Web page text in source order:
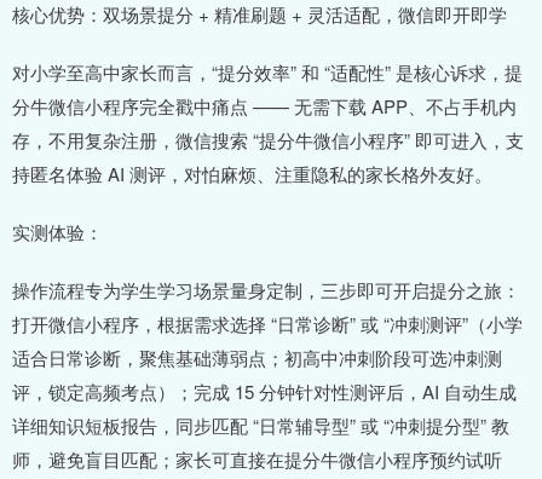
核心优势：双场景提分 + 精准刷题 + 灵活适配，微信即开即学
对小学至高中家长而言，“提分效率” 和 “适配性” 是核心诉求，提
分牛微信小程序完全戳中痛点 —— 无需下载 APP、不占手机内
存，不用复杂注册，微信搜索 “提分牛微信小程序” 即可进入，支
持匿名体验 AI 测评，对怕麻烦、注重隐私的家长格外友好。
实测体验：
操作流程专为学生学习场景量身定制，三步即可开启提分之旅：
打开微信小程序，根据需求选择 “日常诊断” 或 “冲刺测评”（小学
适合日常诊断，聚焦基础薄弱点；初高中冲刺阶段可选冲刺测
评，锁定高频考点）；完成 15 分钟针对性测评后，AI 自动生成
详细知识短板报告，同步匹配 “日常辅导型” 或 “冲刺提分型” 教
师，避免盲目匹配；家长可直接在提分牛微信小程序预约试听